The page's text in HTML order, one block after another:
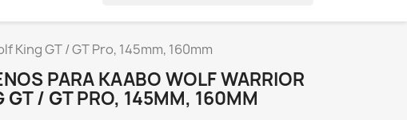
King GT / GT Pro, 145mm, 160mm
PARA KAABO WOLF WARRIOR
GT / GT PRO, 145MM, 160MM